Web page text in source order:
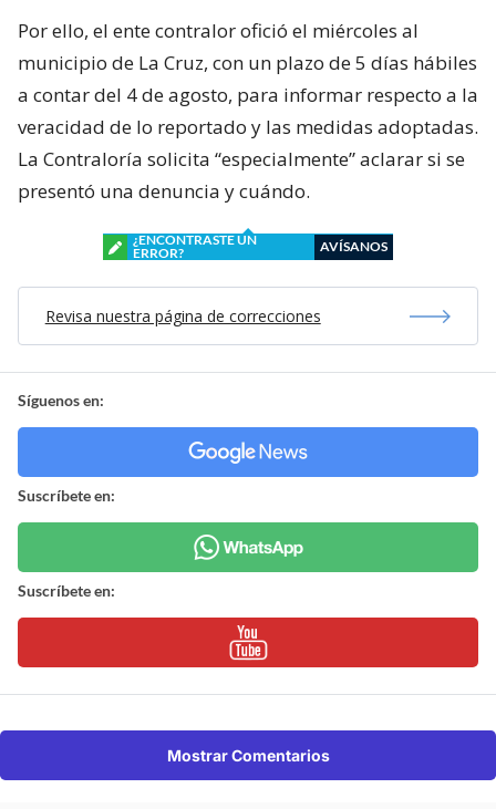
Por ello, el ente contralor ofició el miércoles al
municipio de La Cruz, con un plazo de 5 días hábiles
a contar del 4 de agosto, para informar respecto a la
veracidad de lo reportado y las medidas adoptadas.
La Contraloría solicita “especialmente” aclarar si se
presentó una denuncia y cuándo.
¿ENCONTRASTE UN
ERROR?
AVÍSANOS
Revisa nuestra página de correcciones
Síguenos en:
Suscríbete en:
Suscríbete en:
Mostrar Comentarios